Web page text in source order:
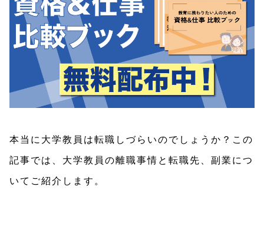
本当に大学教員は転職しづらいのでしょうか？この
記事では、大学教員の離職事情と転職先、副業につ
いてご紹介します。